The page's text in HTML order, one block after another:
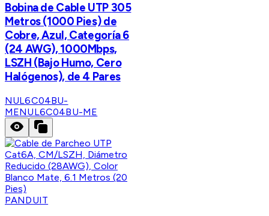
Bobina de Cable UTP 305
Metros (1000 Pies) de
Cobre, Azul, Categoría 6
(24 AWG), 1000Mbps,
LSZH (Bajo Humo, Cero
Halógenos), de 4 Pares
NUL6C04BU-
MENUL6C04BU-ME
PANDUIT